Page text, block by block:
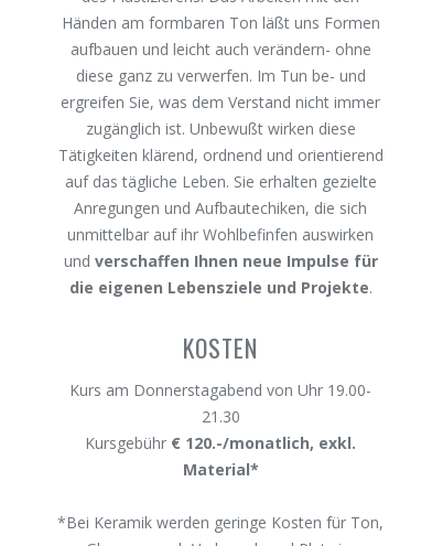
Händen am formbaren Ton läßt uns Formen
aufbauen und leicht auch verändern- ohne
diese ganz zu verwerfen. Im Tun be- und
ergreifen Sie, was dem Verstand nicht immer
zugänglich ist. Unbewußt wirken diese
Tätigkeiten klärend, ordnend und orientierend
auf das tägliche Leben. Sie erhalten gezielte
Anregungen und Aufbautechiken, die sich
unmittelbar auf ihr Wohlbefinfen auswirken
und verschaffen Ihnen neue Impulse für
die eigenen Lebensziele und Projekte.
KOSTEN
Kurs am Donnerstagabend von Uhr 19.00-
21.30
Kursgebühr € 120.-/monatlich, exkl.
Material*
*Bei Keramik werden geringe Kosten für Ton,